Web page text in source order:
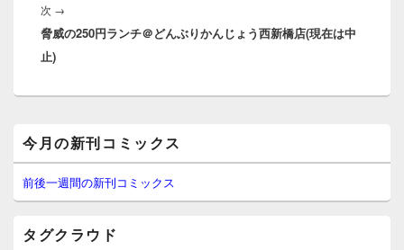
ョ
ン
次 →
の
脅威の250円ランチ＠どんぶりかんじょう西新橋店(現在は中
止)
イ
ン
サ
イ
今月の新刊コミックス
前後一週間の新刊コミックス
タグクラウド